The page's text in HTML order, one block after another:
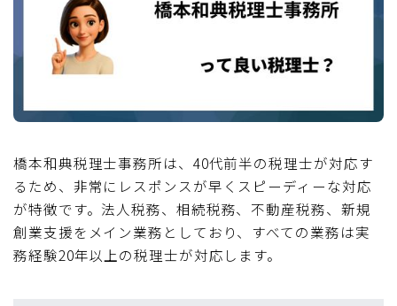
橋本和典税理士事務所は、40代前半の税理士が対応す
るため、非常にレスポンスが早くスピーディーな対応
が特徴です。法人税務、相続税務、不動産税務、新規
創業支援をメイン業務としており、すべての業務は実
務経験20年以上の税理士が対応します。